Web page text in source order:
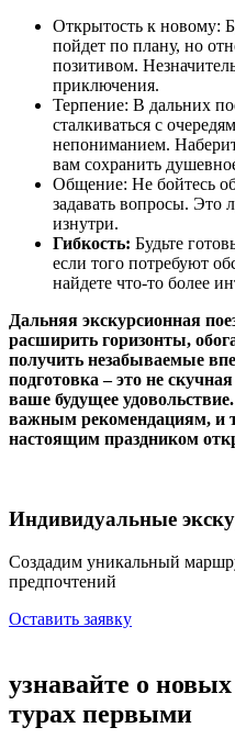
Открытость к новому:
пойдет по плану, но
позитивом.
приключения.
Терпение: В дальних
сталкиваться с
непониманием.
вам сохранить
Общение: Не бойтесь
задавать вопросы. Это
изнутри.
Гибкость: Будьте
если того потребуют
найдете что-то более
Дальняя экскурсионная
расширить горизонты,
получить незабываемые
подготовка – это не
ваше будущее
важным рекомендациям, и
настоящим праздником
Индивидуальные
Создадим уникальный
предпочтений
Оставить заявку
узнавайте о новых
турах первыми